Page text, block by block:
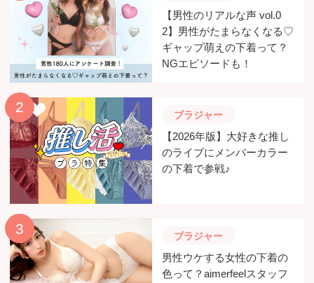
【男性のリアルな声 vol.0
2】男性がたまらなくなる♡
ギャップ萌えの下着って？
NGエピソードも！
ブラジャー
【2026年版】大好きな推し
のライブにメンバーカラー
の下着で参戦♪
ブラジャー
男性ウケする女性の下着の
色って？aimerfeelスタッフ